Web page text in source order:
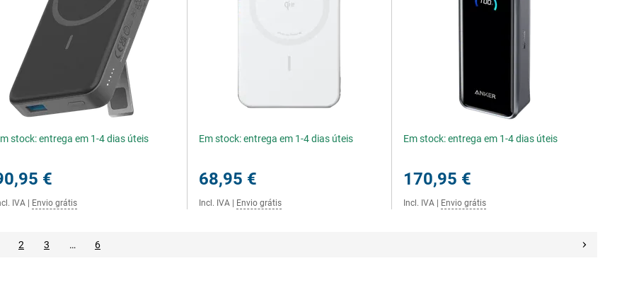
stock: entrega em 1-4 dias úteis
€
IVA Envio grátis
Em stock: entrega em 1-4 dias úteis
68,95 €
Incl. IVA Envio grátis
Em stock: entrega em 1-4 dias úteis
170,95 €
Incl. IVA Envio grátis
2 3 … 6